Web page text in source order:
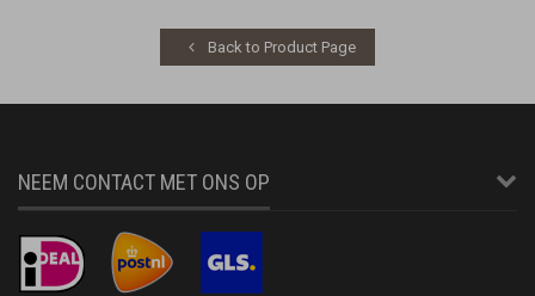
Back to Product Page
NEEM CONTACT MET ONS OP